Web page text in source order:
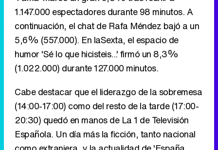
1.147.000 espectadores durante 98 minutos. A
continuación, el chat de Rafa Méndez bajó a un
5,6% (557.000). En laSexta, el espacio de
humor 'Sé lo que hicisteis...' firmó un 8,3%
(1.022.000) durante 127.000 minutos.
Cabe destacar que el liderazgo de la sobremesa
(14:00-17:00) como del resto de la tarde (17:00-
20:30) quedó en manos de La 1 de Televisión
Española. Un día más la ficción, tanto nacional